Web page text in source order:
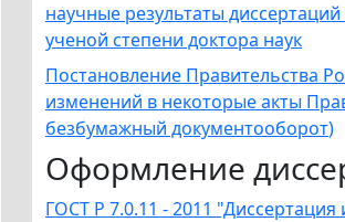
научные результаты
ученой степени доктора наук
Постановление Правительства
изменений в некоторые акты
безбумажный документооборот)
Оформление
ГОСТ Р 7.0.11 - 2011